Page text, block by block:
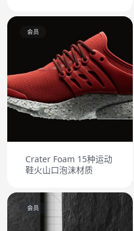
会员
Crater Foam 15种运动
鞋火山口泡沫材质
会员